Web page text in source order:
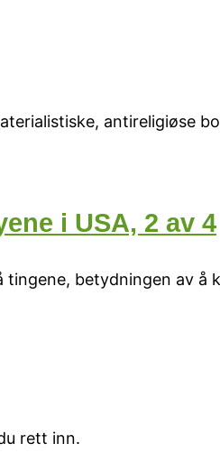
antireligiøse
i USA, 2 av 4
betydningen av å
rett inn.